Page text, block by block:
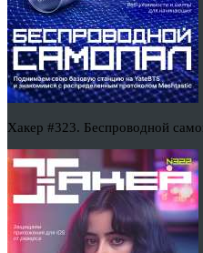
Хакер #323. Беспроводной